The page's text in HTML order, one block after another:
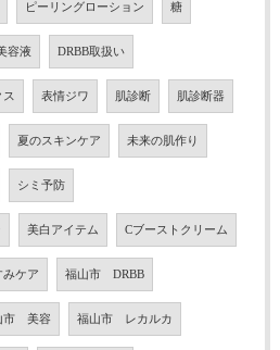
ピーリングローション 糖
容液 DRBB取扱い
ス 表情ジワ 肌診断 肌診断器
夏のスキンケア 未来の肌作り
シミ予防
美白アイテム Cブーストクリーム
みケア 福山市 DRBB
市 美容 福山市 レカルカ